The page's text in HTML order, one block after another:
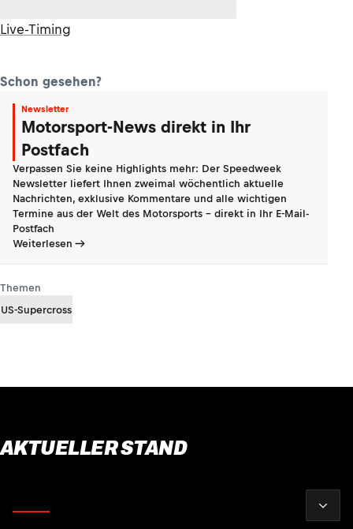
Live-Timing
Schon gesehen?
Newsletter
Motorsport-News direkt in Ihr
Postfach
Verpassen Sie keine Highlights mehr: Der Speedweek
Newsletter liefert Ihnen zweimal wöchentlich aktuelle
Nachrichten, exklusive Kommentare und alle wichtigen
Termine aus der Welt des Motorsports - direkt in Ihr E-Mail-
Postfach
Weiterlesen
Themen
US-Supercross
AKTUELLER STAND